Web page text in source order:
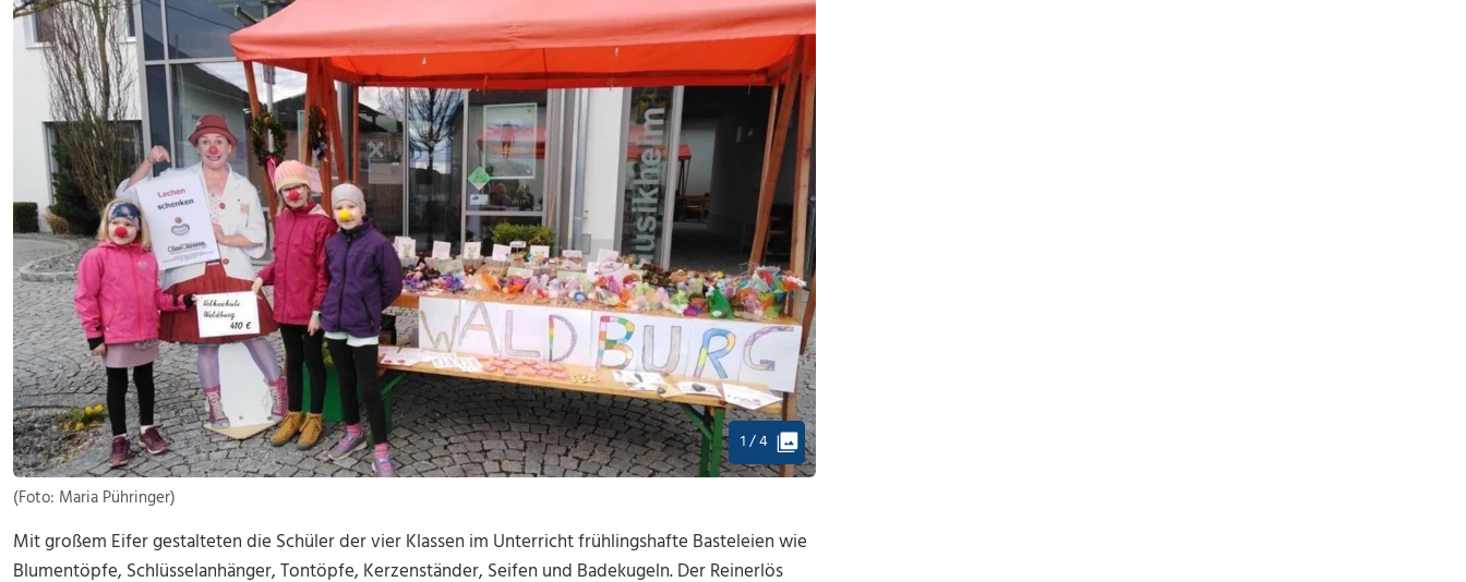
1 / 4
(Foto: Maria Pühringer)
Mit großem Eifer gestalteten die Schüler der vier Klassen im Unterricht frühlingshafte Basteleien wie
Blumentöpfe, Schlüsselanhänger, Tontöpfe, Kerzenständer, Seifen und Badekugeln. Der Reinerlös